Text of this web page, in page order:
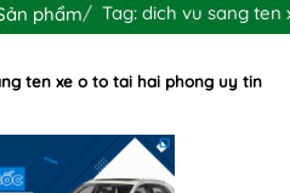
phẩm Tag: dich vu sang
ten xe o to tai hai phong uy tin